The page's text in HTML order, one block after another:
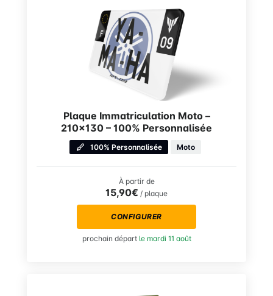
Plaque Immatriculation Moto –
210×130 – 100% Personnalisée
100% Personnalisée Moto
À partir de
15,90€ / plaque
CONFIGURER
prochain départ le mardi 11 août